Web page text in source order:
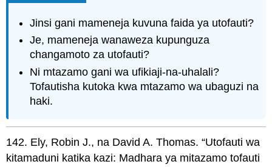
Jinsi gani mameneja kuvuna faida ya utofauti?
Je, mameneja wanaweza kupunguza
changamoto za utofauti?
Ni mtazamo gani wa ufikiaji-na-uhalali?
Tofautisha kutoka kwa mtazamo wa ubaguzi na
haki.
142. Ely, Robin J., na David A. Thomas. “Utofauti wa
kitamaduni katika kazi: Madhara ya mitazamo tofauti